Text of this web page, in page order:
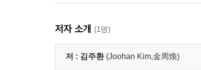
이적 어머니의 자식 서울대 보내는 교육비법
한국 학생들이 중학교 때까지만 공부를 잘
자율성으로 자기동기력을 키워라
저자 소개 (1명)
저 : 김주환 (Joohan Kim,金周煥)